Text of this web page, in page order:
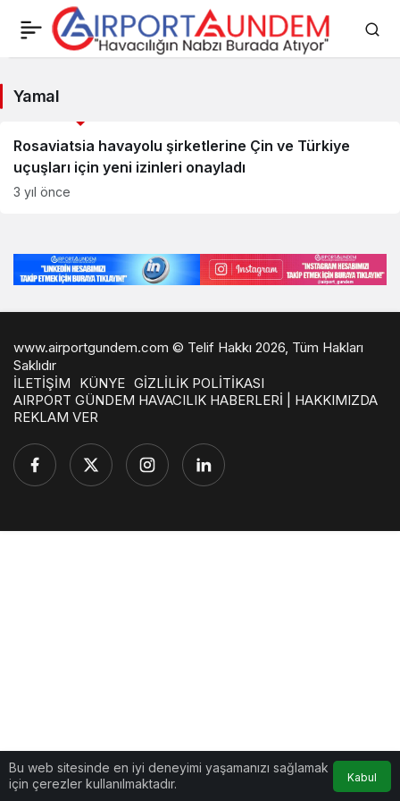
Haberleri
Yamal
Rosaviatsia havayolu şirketlerine Çin ve Türkiye
uçuşları için yeni izinleri onayladı
3 yıl önce
Bu web sitesinde en iyi deneyimi yaşamanızı sağlamak
için çerezler kullanılmaktadır.
Kabul
www.airportgundem.com © Telif Hakkı 2026, Tüm Hakları
Saklıdır
İLETİŞİM
KÜNYE GİZLİLİK POLİTİKASI
AIRPORT GÜNDEM HAVACILIK HABERLERİ | HAKKIMIZDA
REKLAM VER